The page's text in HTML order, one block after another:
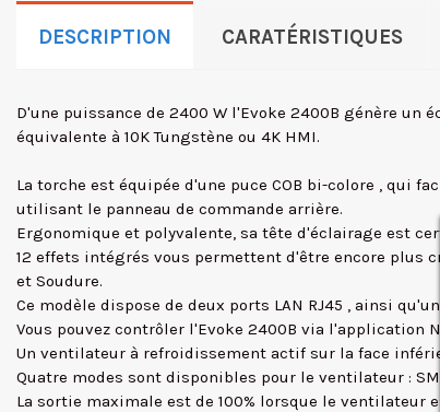
DESCRIPTION CARATÉRISTIQUES
D'une puissance de 2400 W l'Evoke 2400B génère
équivalente à 10K Tungstène ou 4K HMI.
La torche est équipée d'une puce COB bi-colore , qui
utilisant le panneau de commande arrière.
Ergonomique et polyvalente, sa tête d'éclairage est
12 effets intégrés vous permettent d'être encore plus
et Soudure.
Ce modèle dispose de deux ports LAN RJ45 , ainsi
Vous pouvez contrôler l'Evoke 2400B via
Un ventilateur à refroidissement actif sur la face
Quatre modes sont disponibles pour le ventilateur :
La sortie maximale est de 100% lorsque le ventilateur est